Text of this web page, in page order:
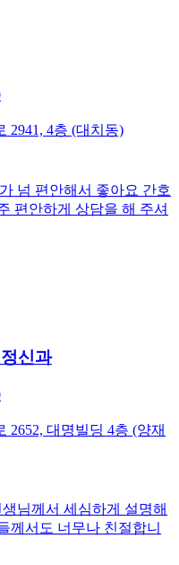
2941, 4층 (대치동)
넘 편안해서 좋아요 간호
편안하게 상담을 해 주셔
정신과
2652, 대명빌딩 4층 (양재
님께서 세심하게 설명해
께서도 너무나 친절합니